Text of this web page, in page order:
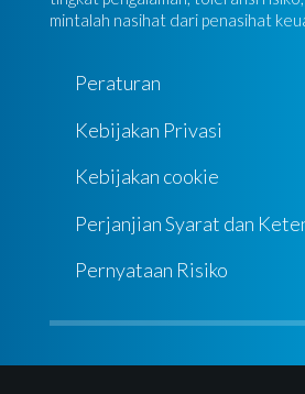
mintalah nasihat dari penasihat
Peraturan
Kebijakan Privasi
Kebijakan cookie
Perjanjian Syarat dan
Pernyataan Risiko